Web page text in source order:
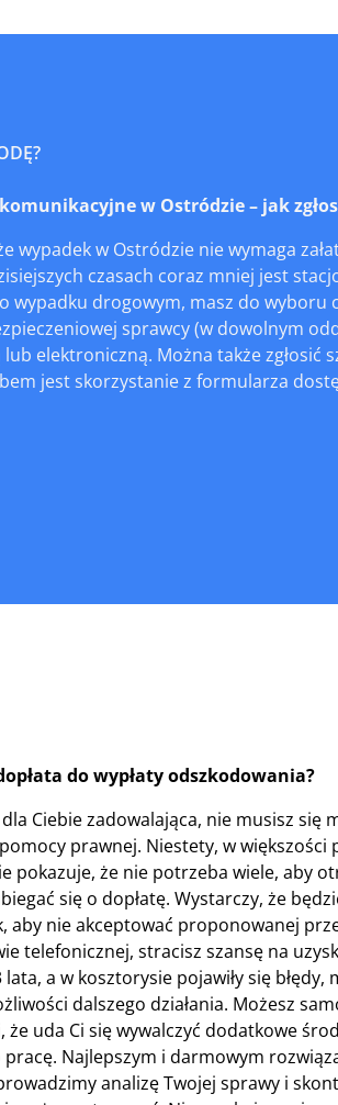
w Ostródzie – jak
wypadek w Ostródzie nie wymaga
czasach coraz mniej jest
wypadku drogowym, masz do wyboru
sprawcy (w dowolnym
elektroniczną. Można także
jest skorzystanie z formularza
do wypłaty odszkodowania?
Ciebie zadowalająca, nie musisz się
prawnej. Niestety, w
pokazuje, że nie potrzeba wiele, aby
się o dopłatę. Wystarczy, że
aby nie akceptować proponowanej
telefonicznej, stracisz szansę na
a w kosztorysie pojawiły się błędy,
dalszego działania. Możesz
uda Ci się wywalczyć dodatkowe
Najlepszym i darmowym
analizę Twojej sprawy i